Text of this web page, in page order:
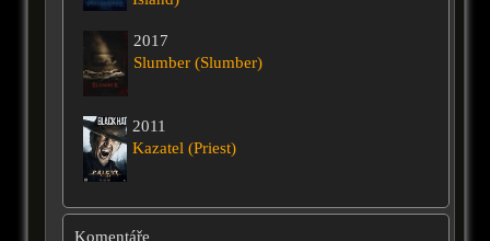
2017
Slumber (Slumber)
2011
Kazatel (Priest)
Komentáře